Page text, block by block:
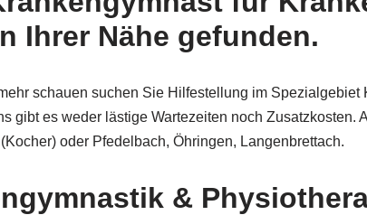
Ihrer Nähe gefunden.
schauen suchen Sie Hilfestellung im
gibt es weder lästige Wartezeiten noch
oder Pfedelbach, Öhringen, Langenbrettach.
&